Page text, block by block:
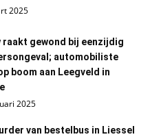
2025
raakt gewond bij eenzijdig
automobiliste
boom aan Leegveld in
2025
van bestelbus in Liessel